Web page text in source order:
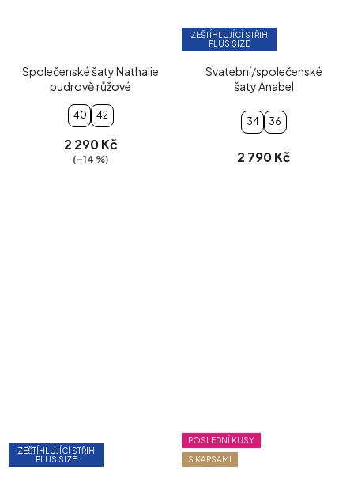
Společenské šaty Nathalie
pudrově růžové
40 42
2 290 Kč
(–14 %)
ZEŠTÍHLUJÍCÍ STŘIH
PLUS SIZE
Svatební/společenské
šaty Anabel
34 36
2 790 Kč
ZEŠTÍHLUJÍCÍ STŘIH
PLUS SIZE
POSLEDNÍ KUSY
S KAPSAMI